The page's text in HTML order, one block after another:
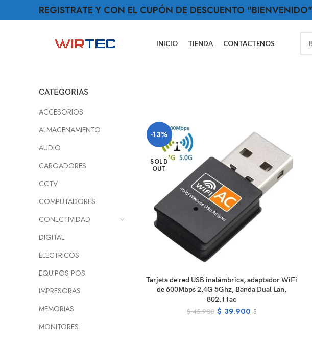
INICIO TIENDA CONTACTENOS
CATEGORIAS
ACCESORIOS
ALMACENAMIENTO
AUDIO
CARGADORES
CCTV
COMPUTADORES
CONECTIVIDAD
DIGITAL
ELECTRICOS
EQUIPOS POS
IMPRESORAS
MEMORIAS
MONITORES
-13%
SOLD
OUT
READ MORE
Tarjeta de red USB inalámbrica, adaptador WiFi
de 600Mbps 2,4G 5Ghz, Banda Dual Lan,
802.11ac
$45.900 $ 39.900 $
REGISTRATE Y CON EL CUPÓN DE DESCUENTO